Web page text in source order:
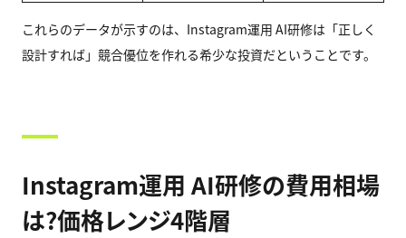
これらのデータが示すのは、Instagram運用 AI研修は「正しく
設計すれば」競合優位を作れる希少な投資だということです。
Instagram運用 AI研修の費用相場
は?価格レンジ4階層